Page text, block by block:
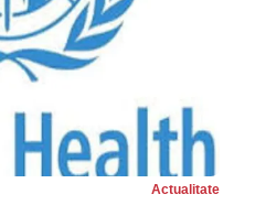
Actualitate